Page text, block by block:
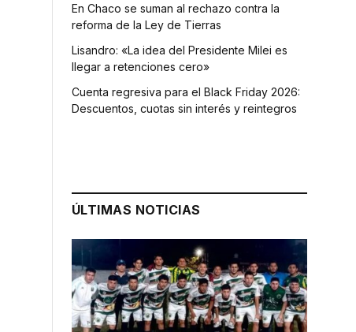
En Chaco se suman al rechazo contra la
reforma de la Ley de Tierras
Lisandro: «La idea del Presidente Milei es
llegar a retenciones cero»
Cuenta regresiva para el Black Friday 2026:
Descuentos, cuotas sin interés y reintegros
ÚLTIMAS NOTICIAS